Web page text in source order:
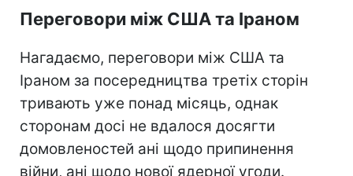
Переговори між США та Іраном
Нагадаємо, переговори між США та
Іраном за посередництва третіх сторін
тривають уже понад місяць, однак
сторонам досі не вдалося досягти
домовленостей ані щодо припинення
війни, ані щодо нової ядерної угоди.